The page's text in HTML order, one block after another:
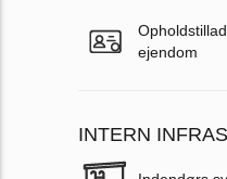
ejendom
INTERN